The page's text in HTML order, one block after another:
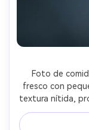
Foto de
fresco con
textura nítida,
de estudio
grano sutil,